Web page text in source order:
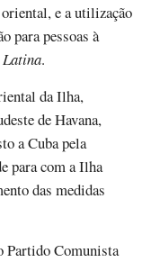
e a utilização
para pessoas à
Latina.
da Ilha,
de Havana,
a Cuba pela
para com a Ilha
das medidas
Partido Comunista